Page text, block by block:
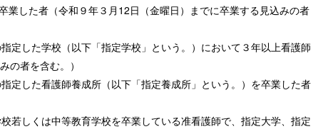
した者（令和９年３月12日（金曜日）までに卒業する見込みの者
定した学校（以下「指定学校」という。）において３年以上看護師
の者を含む。）
定した看護師養成所（以下「指定養成所」という。）を卒業した者
若しくは中等教育学校を卒業している准看護師で、指定大学、指定